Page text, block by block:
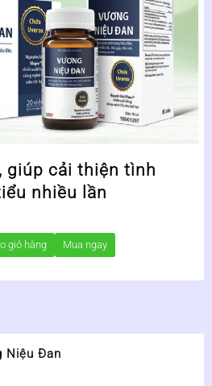
giúp cải thiện tình
nhiều lần
giỏ hàng Mua ngay
Niệu Đan